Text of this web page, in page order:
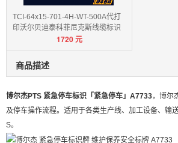
TCI-64x15-701-4H-WT-500A代打
印沃尔贝迪泰科菲尼克斯线缆标识
1720元
商品描述
博尔杰PTS 紧急停车标识「紧急停车」A7733，博尔
及停车操作流程。适用于各类生产线、加工设备、输
S。